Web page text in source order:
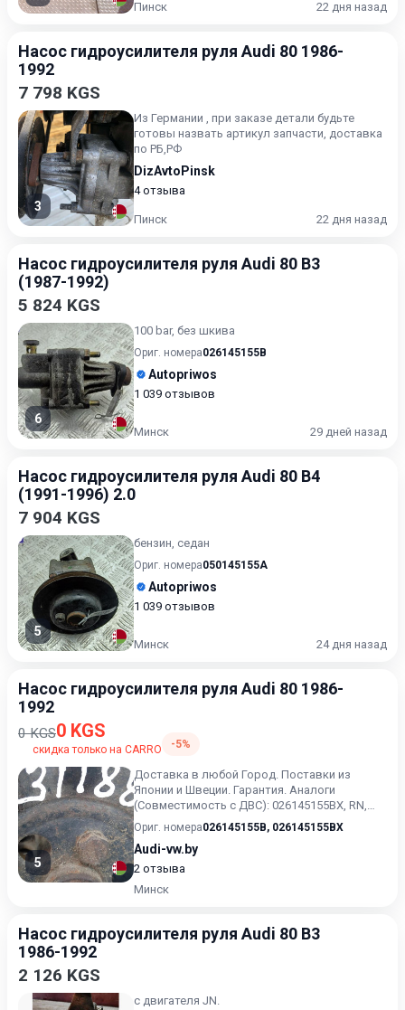
Пинск 22 дня назад
Насос гидроусилителя руля Audi 80 1986-
1992
7 798 KGS
3
Из Германии , при заказе детали будьте
готовы назвать артикул запчасти, доставка
по РБ,РФ
DizAvtoPinsk
4 отзыва
Пинск 22 дня назад
Насос гидроусилителя руля Audi 80 B3
(1987-1992)
5 824 KGS
6
100 bar, без шкива
Ориг. номера026145155B
Autopriwos
1 039 отзывов
Минск 29 дней назад
Насос гидроусилителя руля Audi 80 B4
(1991-1996) 2.0
7 904 KGS
5
бензин, седан
Ориг. номера050145155A
Autopriwos
1 039 отзывов
Минск 24 дня назад
Насос гидроусилителя руля Audi 80 1986-
1992
0 KGS0 KGS
скидка только на CARRO -5%
5
Доставка в любой Город. Поставки из
Японии и Швеции. Гарантия. Аналоги
(Совместимость с ДВС): 026145155BX, RN,
RNA, PP, NE, SF, JV, DZ, SD,...
Ориг. номера026145155B, 026145155BX
Audi-vw.by
2 отзыва
Минск
Насос гидроусилителя руля Audi 80 B3
1986-1992
2 126 KGS
с двигателя JN.